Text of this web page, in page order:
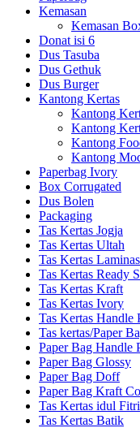
Kemasan
Kemasan
Donat isi 6
Dus Tasuba
Dus Gethuk
Dus Burger
Kantong Kertas
Kantong
Kantong
Kantong
Kantong
Paperbag Ivory
Box Corrugated
Dus Bolen
Packaging
Tas Kertas Jogja
Tas Kertas Ultah
Tas Kertas
Tas Kertas Ready
Tas Kertas Kraft
Tas Kertas Ivory
Tas Kertas Handle
Tas kertas/Paper
Paper Bag Handle
Paper Bag Glossy
Paper Bag Doff
Paper Bag Kraft
Tas Kertas idul Fitri
Tas Kertas Batik